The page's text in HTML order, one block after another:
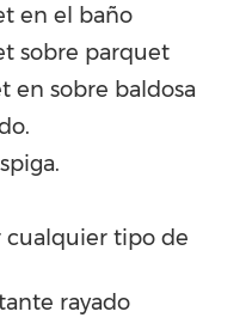
en el baño
sobre parquet
en sobre baldosa
cualquier tipo de
rayado